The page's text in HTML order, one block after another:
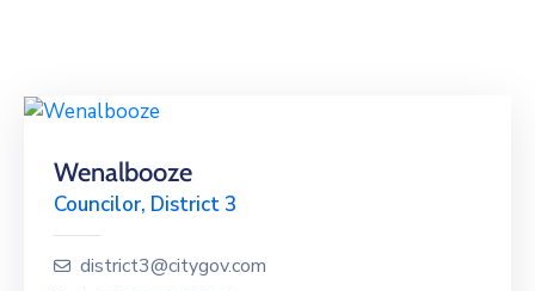
Wenalbooze
Councilor, District 3
district3@citygov.com